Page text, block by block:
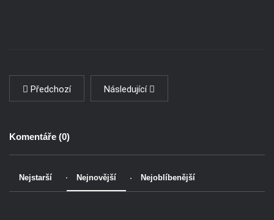
Předchozí Následující
Komentáře (0)
Nejstarší Nejnovější Nejoblíbenější